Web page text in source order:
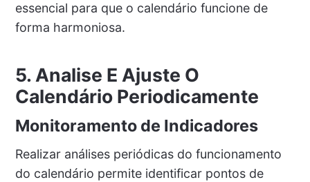
essencial para que o calendário funcione de
forma harmoniosa.
5. Analise E Ajuste O
Calendário Periodicamente
Monitoramento de Indicadores
Realizar análises periódicas do funcionamento
do calendário permite identificar pontos de